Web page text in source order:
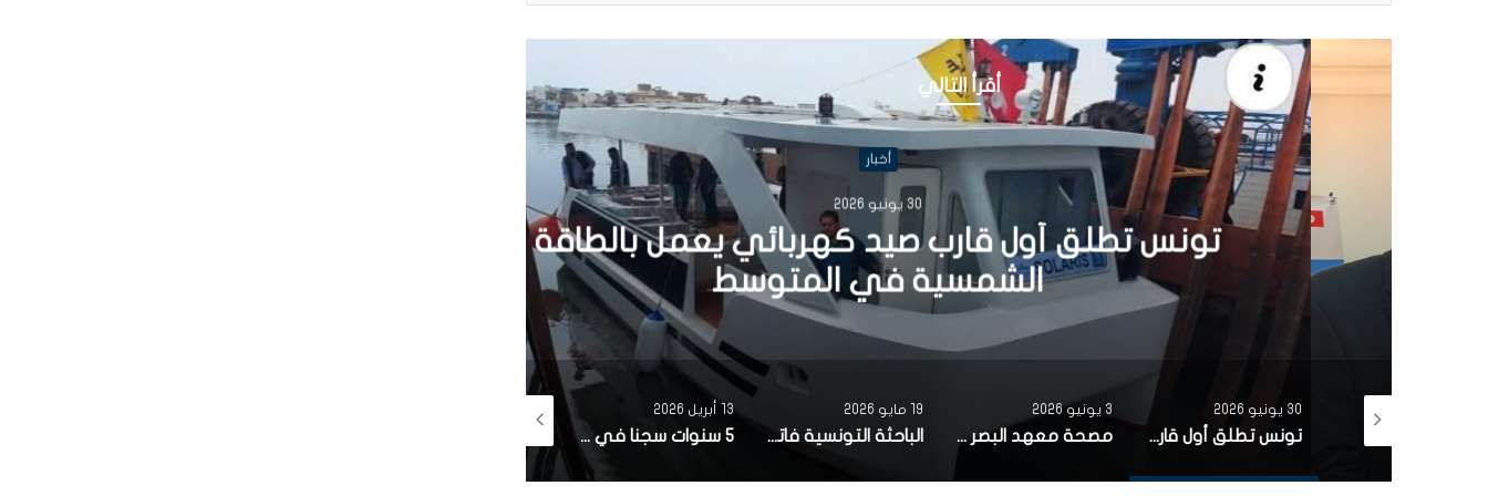
أقرأ التالي
30 يونيو 2026
تونس تطلق أول قارب صيد كهربائي يعمل بالطاقة
الشمسية في المتوسط
تونس تطلق أول قارب صيد كهربائي يعمل بالطاقة الشمسية في المتوسط مصحة معهد البصر والشبكية بالبحيرة 1 تقوم باجراء اكثر من 50 عملية جراحية لازالة الماء الابيض مجانا لفائدة عدد من اهالي قفصة الباحثة التونسية فاتن المولدي تنجح في الحصول على براءة اختراع في الولايات المتحدة الأمريكية، وذلك بعد ابتكارها محركاً هجيناً ثورياً 5 سنوات سجنا في حق سامي الفهري